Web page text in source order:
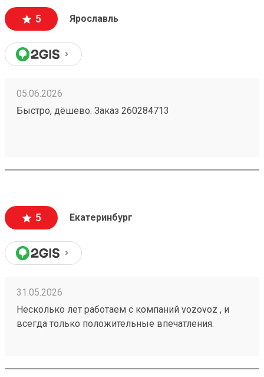
5 Ярославль
05.06.2026
Быстро, дёшево. Заказ 260284713
5 Екатеринбург
31.05.2026
Несколько лет работаем с компаний vozovoz , и
всегда только положительные впечатления.
можно посмотреть всю интересующую